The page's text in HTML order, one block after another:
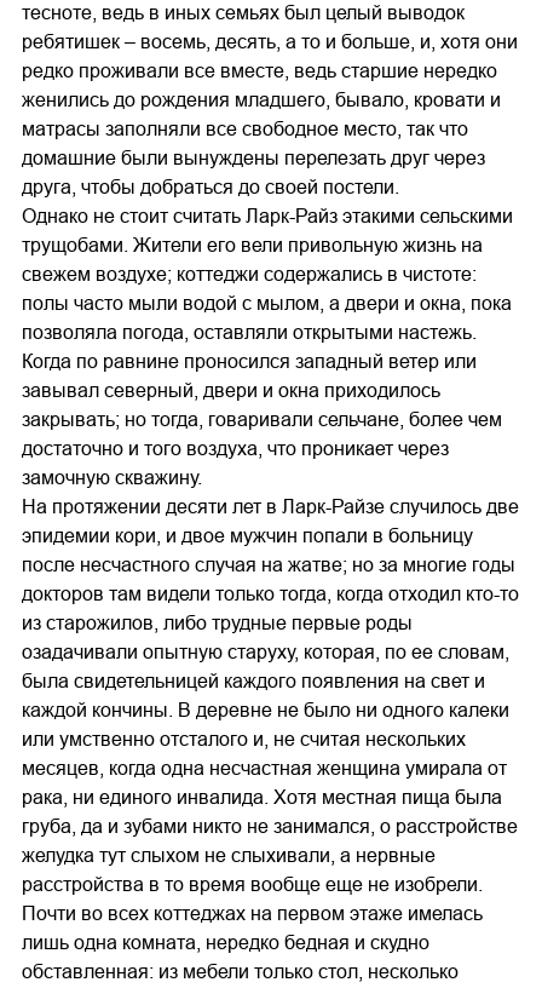
тесноте, ведь в иных семьях был целый выводок
ребятишек – восемь, десять, а то и больше, и, хотя они
редко проживали все вместе, ведь старшие нередко
женились до рождения младшего, бывало, кровати и
матрасы заполняли все свободное место, так что
домашние были вынуждены перелезать друг через
друга, чтобы добраться до своей постели.
Однако не стоит считать Ларк-Райз этакими сельскими
трущобами. Жители его вели привольную жизнь на
свежем воздухе; коттеджи содержались в чистоте:
полы часто мыли водой с мылом, а двери и окна, пока
позволяла погода, оставляли открытыми настежь.
Когда по равнине проносился западный ветер или
завывал северный, двери и окна приходилось
закрывать; но тогда, говаривали сельчане, более чем
достаточно и того воздуха, что проникает через
замочную скважину.
На протяжении десяти лет в Ларк-Райзе случилось две
эпидемии кори, и двое мужчин попали в больницу
после несчастного случая на жатве; но за многие годы
докторов там видели только тогда, когда отходил кто-то
из старожилов, либо трудные первые роды
озадачивали опытную старуху, которая, по ее словам,
была свидетельницей каждого появления на свет и
каждой кончины. В деревне не было ни одного калеки
или умственно отсталого и, не считая нескольких
месяцев, когда одна несчастная женщина умирала от
рака, ни единого инвалида. Хотя местная пища была
груба, да и зубами никто не занимался, о расстройстве
желудка тут слыхом не слыхивали, а нервные
расстройства в то время вообще еще не изобрели.
Почти во всех коттеджах на первом этаже имелась
лишь одна комната, нередко бедная и скудно
обставленная: из мебели только стол, несколько